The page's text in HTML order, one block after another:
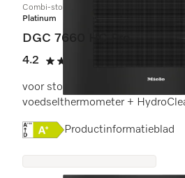
Combi-stoomoven
Platinum
DGC 7660 HC Pro
4.2
4.2 sterren op 5
voor stoomkoken, bakken, braden
voedselthermometer +
Online Label Flag,
Productinformatieblad